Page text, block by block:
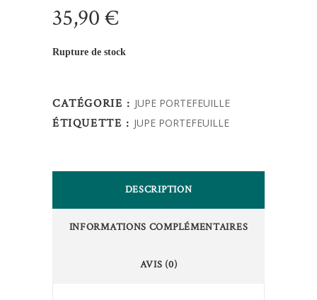
35,90€
Rupture de stock
CATÉGORIE : JUPE PORTEFEUILLE
ÉTIQUETTE : JUPE PORTEFEUILLE
DESCRIPTION
INFORMATIONS COMPLÉMENTAIRES
AVIS (0)